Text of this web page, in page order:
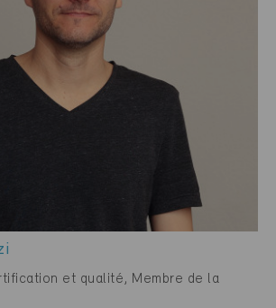
et qualité, Membre de la